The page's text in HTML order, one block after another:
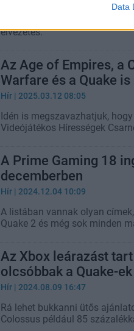
Data
élvezetes.
Az Age of Empires, a
Warfare és a Quake
Hír | 2025.03.12 08:05
Idén is megszavazhatjuk,
Videójátékos Hírességek
A Prime Gaming 18
decemberben
Hír | 2024.12.04 10:09
A listában vannak olyan
Quake 2 és még sok minden
Az Xbox leárazást
olcsóbbak a Quake-
Hír | 2024.08.09 16:47
Rá lehet bukkanni ütős
Colossus például 85